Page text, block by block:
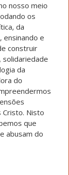
nosso meio
os
da
ensinando e
construir
solidariedade
da
do
Cristo. Nisto
que
abusam do